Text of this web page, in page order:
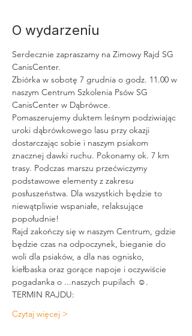
O wydarzeniu
Serdecznie zapraszamy na Zimowy Rajd SG
CanisCenter.
Zbiórka w sobotę 7 grudnia o godz. 11.00 w
naszym Centrum Szkolenia Psów SG
CanisCenter w Dąbrówce.
Pomaszerujemy duktem leśnym podziwiając
uroki dąbrówkowego lasu przy okazji
dostarczając sobie i naszym psiakom
znacznej dawki ruchu. Pokonamy ok. 7 km
trasy. Podczas marszu przećwiczymy
podstawowe elementy z zakresu
posłuszeństwa. Dla wszystkich będzie to
niewątpliwie wspaniałe, relaksujące
popołudnie!
Rajd zakończy się w naszym Centrum, gdzie
będzie czas na odpoczynek, bieganie do
woli dla psiaków, a dla nas ognisko,
kiełbaska oraz gorące napoje i oczywiście
pogadanka o ...naszych pupilach ☺.
TERMIN RAJDU:
Czytaj więcej >